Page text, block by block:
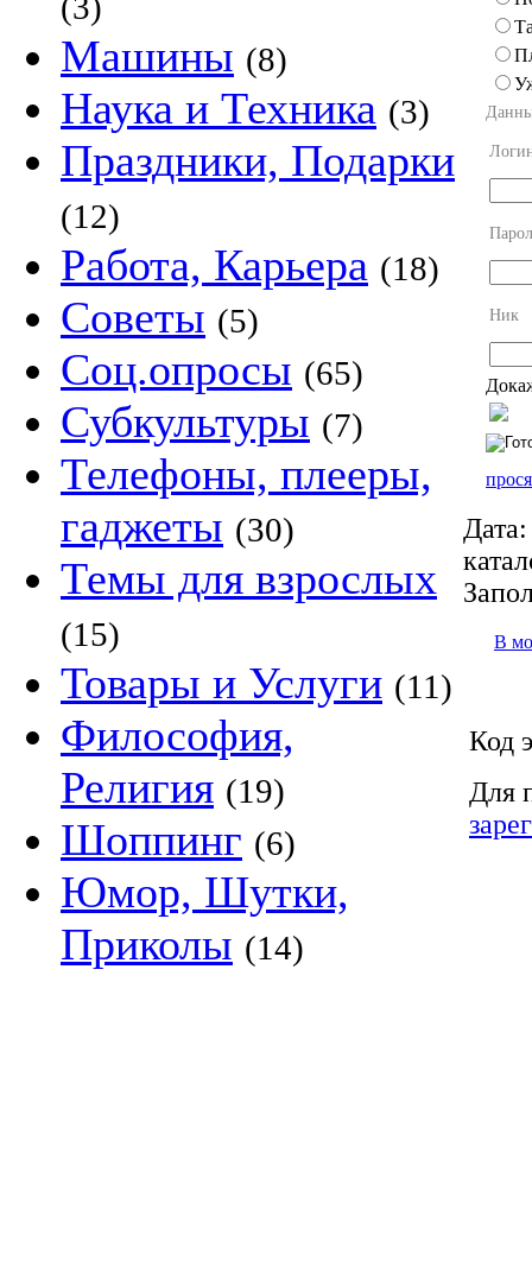
Машины (8)
Наука и Техника (3)
Праздники, Подарки
(12)
Работа, Карьера (18)
Советы (5)
Соц.опросы (65)
Субкультуры (7)
Телефоны, плееры,
гаджеты (30)
Темы для взрослых
(15)
Товары и Услуги (11)
Философия,
Религия (19)
Шоппинг (6)
Юмор, Шутки,
Приколы (14)
Ник
Дата:
В
Код
Для